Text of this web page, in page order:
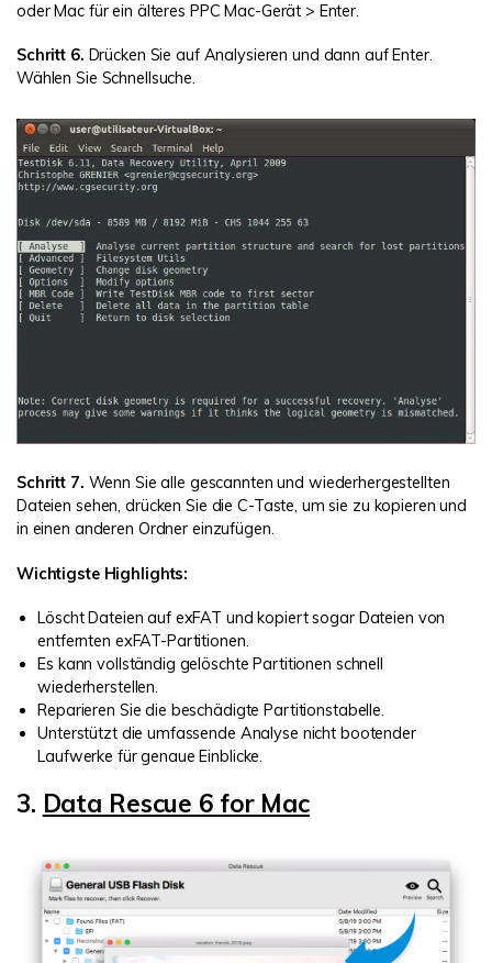
oder Mac für ein älteres PPC Mac-Gerät > Enter.
Schritt 6. Drücken Sie auf Analysieren und dann auf Enter.
Wählen Sie Schnellsuche.
Schritt 7. Wenn Sie alle gescannten und wiederhergestellten
Dateien sehen, drücken Sie die C-Taste, um sie zu kopieren und
in einen anderen Ordner einzufügen.
Wichtigste Highlights:
Löscht Dateien auf exFAT und kopiert sogar Dateien von
entfernten exFAT-Partitionen.
Es kann vollständig gelöschte Partitionen schnell
wiederherstellen.
Reparieren Sie die beschädigte Partitionstabelle.
Unterstützt die umfassende Analyse nicht bootender
Laufwerke für genaue Einblicke.
3. Data Rescue 6 for Mac